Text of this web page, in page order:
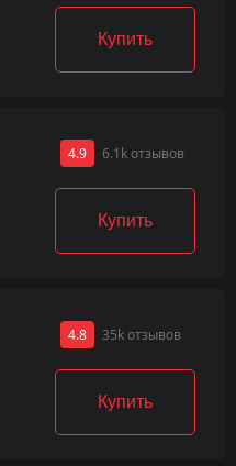
Купить
4.9 6.1k отзывов
Купить
4.8 35k отзывов
Купить